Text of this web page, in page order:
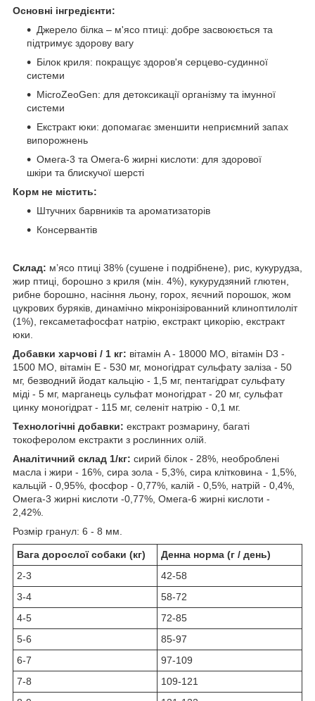
Основні інгредієнти:
Джерело білка – м'ясо птиці: добре засвоюється та
підтримує здорову вагу
Білок криля: покращує здоров'я серцево-судинної
системи
MicroZeoGen: для детоксикації організму та імунної
системи
Екстракт юки: допомагає зменшити неприємний запах
випорожнень
Омега-3 та Омега-6 жирні кислоти: для здорової
шкіри та блискучої шерсті
Корм не містить:
Штучних барвників та ароматизаторів
Консервантів
Склад: м’ясо птиці 38% (сушене і подрібнене), рис, кукурудза,
жир птиці, борошно з криля (мін. 4%), кукурудзяний глютен,
рибне борошно, насіння льону, горох, яєчний порошок, жом
цукрових буряків, динамічно мікронізірованний клиноптилоліт
(1%), гексаметафосфат натрію, екстракт цикорію, екстракт
юки.
Добавки харчові / 1 кг: вітамін A - 18000 MО, вітамін D3 -
1500 MО, вітамін E - 530 мг, моногідрат сульфату заліза - 50
мг, безводний йодат кальцію - 1,5 мг, пентагідрат сульфату
міді - 5 мг, марганець сульфат моногідрат - 20 мг, сульфат
цинку моногідрат - 115 мг, селеніт натрію - 0,1 мг.
Технологічні добавки: екстракт розмарину, багаті
токоферолом екстракти з рослинних олій.
Аналітичний склад 1/кг: сирий білок - 28%, необроблені
масла і жири - 16%, сира зола - 5,3%, сира клітковина - 1,5%,
кальцій - 0,95%, фосфор - 0,77%, калій - 0,5%, натрій - 0,4%,
Омега-3 жирні кислоти -0,77%, Омега-6 жирні кислоти -
2,42%.
Розмір гранул: 6 - 8 мм.
Вага дорослої собаки (кг)
Денна норма (г / день)
2-3
42-58
3-4
58-72
4-5
72-85
5-6
85-97
6-7
97-109
7-8
109-121